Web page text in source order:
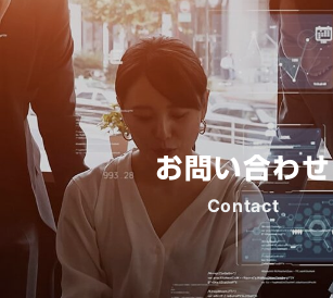
お問い合わせ
Contact